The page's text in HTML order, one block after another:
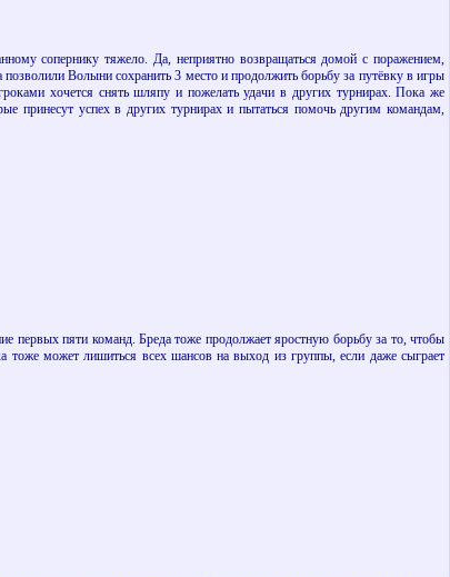
сопернику тяжело. Да, неприятно возвращаться домой с поражением,
Волыни сохранить 3 место и продолжить борьбу за путёвку в игры
хочется снять шляпу и пожелать удачи в других турнирах. Пока же
принесут успех в других турнирах и пытаться помочь другим командам,
пяти команд. Бреда тоже продолжает яростную борьбу за то, чтобы
может лишиться всех шансов на выход из группы, если даже сыграет